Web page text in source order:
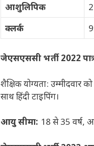
आशुलिपिक
क्लर्क
जेएसएससी भर्ती 2022
शैक्षिक योग्यता: उम्मीदवार
साथ हिंदी टाइपिंग।
आयु सीमा: 18 से 35 वर्ष,